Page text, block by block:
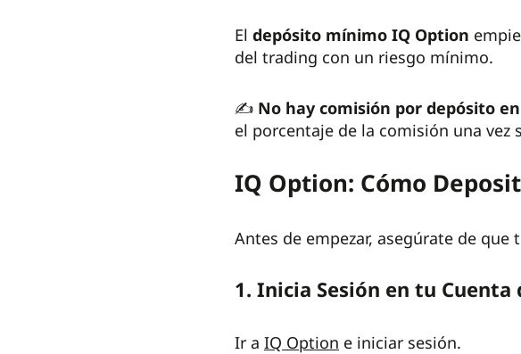
El depósito mínimo IQ Option
del trading con un riesgo mínimo.
✍️ No hay comisión por depósito
el porcentaje de la comisión una
IQ Option: Cómo
Antes de empezar, asegúrate de que
1. Inicia Sesión en tu Cuenta
Ir a IQ Option e iniciar sesión.